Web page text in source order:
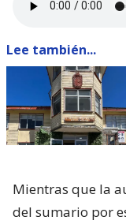
Lee también...
Mientras que la
del sumario por